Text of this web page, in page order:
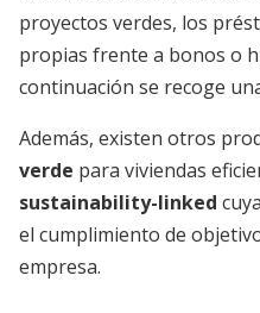
proyectos verdes, los
propias frente a bonos o
continuación se recoge
Además, existen otros
verde para viviendas
sustainability-linked
el cumplimiento de
empresa.